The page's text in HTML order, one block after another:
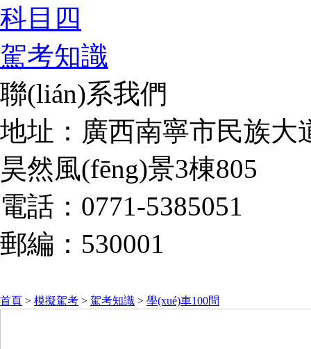
科目四
駕考知識
聯(lián)系我們
地址：廣西南寧市民族大
昊然風(fēng)景3棟805
電話：0771-5385051
郵編：530001
首頁 > 模擬駕考 > 駕考知識 > 學(xué)車100問